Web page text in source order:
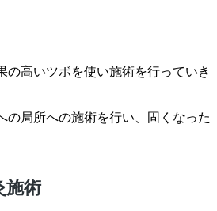
の高いツボを使い施術を行っていき
の局所への施術を行い、固くなった